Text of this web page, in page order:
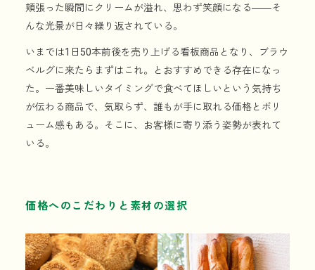
頬張った瞬間にクリームが溢れ、思わず笑顔になる――そ
んな光景が日々繰り返されている。
いまでは1日50本前後を売り上げる看板商品となり、ブラウ
ベルグに来たらまずはこれ。とおすすめできる存在になっ
た。一番美味しいタイミングで食べてほしいという気持ち
が伝わる商品で、気取らず、誰もが手に取れる価格とボリ
ューム感もある。そこに、お客様に寄り添う姿勢が表れて
いる。
価格へのこだわりと素材の選択